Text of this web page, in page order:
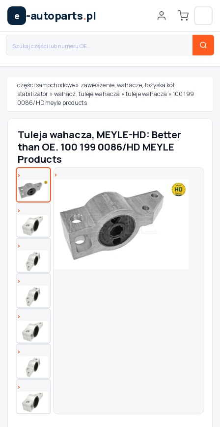
e -autoparts.pl
Wybierz swój pojazd
MARKA
MODEL
TYP / SILNIK
Szukaj pasujących części
części samochodowe» zawieszenie, wahacze, łożyska kół,
stabilizator »wahacz, tuleje wahacza »tuleje wahacza »100 199
0086/HD meyle products
Tuleja wahacza, MEYLE-HD: Better
than OE. 100 199 0086/HD MEYLE
Products